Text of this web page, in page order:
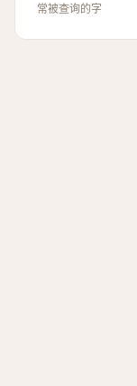
常被查询的字